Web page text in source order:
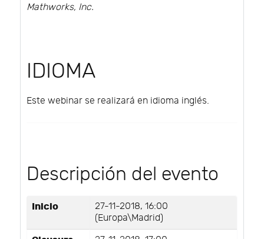
Mathworks, Inc.
IDIOMA
Este webinar se realizará en idioma inglés.
Descripción del evento
Inicio
27-11-2018, 16:00
(Europa\Madrid)